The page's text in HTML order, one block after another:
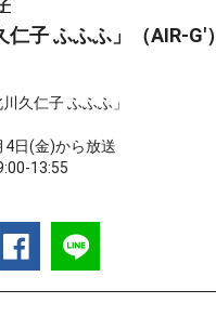
仁子 ふふふ」（AIR-G'）
久仁子 ふふふ」
4日(金)から放送
13:55